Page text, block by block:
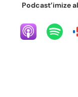
Podcast’imize